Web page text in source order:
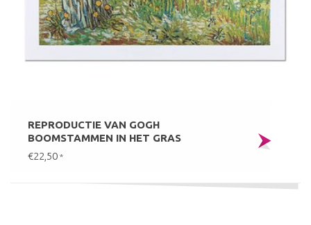
REPRODUCTIE VAN GOGH
BOOMSTAMMEN IN HET GRAS
€22,50 *